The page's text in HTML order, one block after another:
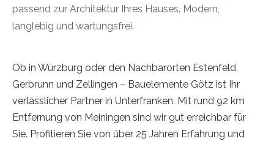
passend zur Architektur Ihres Hauses. Modern,
langlebig und wartungsfrei.
Ob in Würzburg oder den Nachbarorten Estenfeld,
Gerbrunn und Zellingen – Bauelemente Götz ist Ihr
verlässlicher Partner in Unterfranken. Mit rund 92 km
Entfernung von Meiningen sind wir gut erreichbar für
Sie. Profitieren Sie von über 25 Jahren Erfahrung und